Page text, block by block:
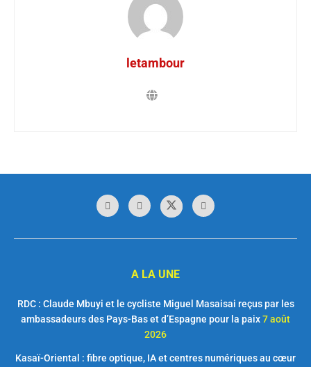
letambour
A LA UNE
RDC : Claude Mbuyi et le cycliste Miguel Masaisai reçus par les
ambassadeurs des Pays-Bas et d’Espagne pour la paix7 août
2026
Kasaï-Oriental : fibre optique, IA et centres numériques au cœur